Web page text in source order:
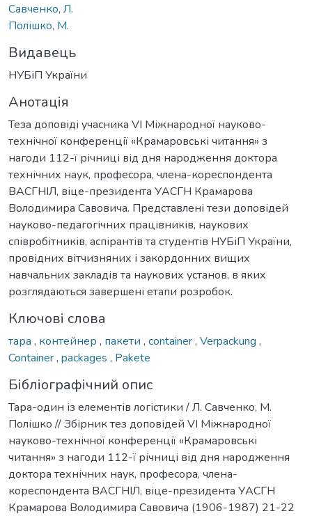
Савченко, Л.
Полішко, М.
Видавець
НУБіП України
Анотація
Теза доповіді учасника VI Міжнародної науково-
технічної конференції «Крамаровські читання» з
нагоди 112-ї річниці від дня народження доктора
технічних наук, професора, члена-кореспондента
ВАСГНІЛ, віце-президента УАСГН Крамарова
Володимира Савовича. Представлені тези доповідей
науково-педагогічних працівників, наукових
співробітників, аспірантів та студентів НУБіП України,
провідних вітчизняних і закордонних вищих
навчальних закладів та наукових установ, в яких
розглядаються завершені етапи розробок.
Ключові слова
тара , контейнер , пакети , container, Verpackung ,
Container, packages , Pakete
Бібліографічний опис
Тара-один із елементів логістики / Л. Савченко, М.
Полішко // Збірник тез доповідей VI Міжнародної
науково-технічної конференції «Крамаровські
читання» з нагоди 112-ї річниці від дня народження
доктора технічних наук, професора, члена-
кореспондента ВАСГНІЛ, віце-президента УАСГН
Крамарова Володимира Савовича (1906-1987) 21-22